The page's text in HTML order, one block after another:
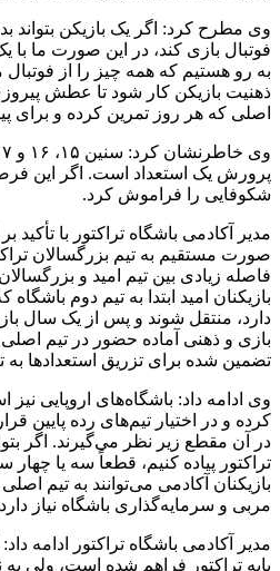
وی مطرح کرد: اگر یک بازیکن
به رو هستیم که همه چیز را از
ذهنیت بازیکن کار شود تا عطش
اصلی که هر روز تمرین کرده و برای
پرورش یک استعداد است. اگر این
شکوفایی را فراموش کرد.
مدیر آکادمی باشگاه تراکتور با تأکید
صورت مستقیم به تیم بزرگسالان
فاصله زیادی بین تیم امید و
بازیکنان امید ابتدا به تیم دوم
دارد، منتقل شوند و پس از یک سال
بازی و ذهنی آماده حضور در تیم
تضمین شده برای تزریق استعدادها
وی ادامه داد: باشگاه‌های اروپایی
کرده و در اختیار تیم‌های رده پایین
در آن مقطع زیر نظر می‌گیرند. اگر
بازیکنان آکادمی می‌توانند به تیم
مربی و سرمایه‌گذاری باشگاه نیاز
مدیر آکادمی باشگاه تراکتور ادامه
پایه تراکتور فراهم شده است، ولی به